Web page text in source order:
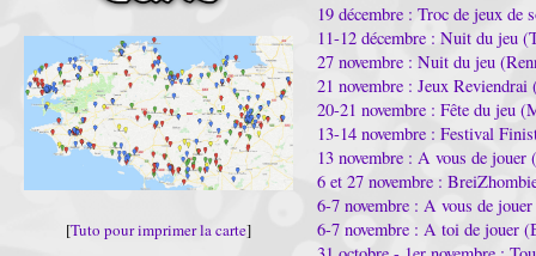
[Tuto pour imprimer la carte]
19 décembre : Troc de jeux de
11-12 décembre : Nuit du jeu
27 novembre : Nuit du jeu
21 novembre : Jeux Reviendrai
20-21 novembre : Fête du jeu
13-14 novembre : Festival
13 novembre : A vous de jouer
6 et 27 novembre :
6-7 novembre : A vous de
6-7 novembre : A toi de jouer